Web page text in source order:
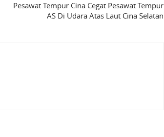
Pesawat Tempur Cina Cegat Pesawat Tempur
AS Di Udara Atas Laut Cina Selatan